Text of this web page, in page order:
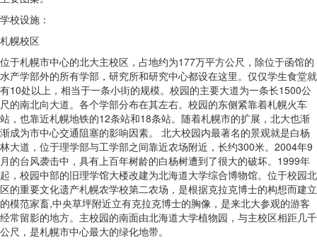
学校设施：
札幌校区
位于札幌市中心的北大主校区，占地约为177万平方公尺，除位于函馆的
水产学部外的所有学部，研究所和研究中心都设在这里。仅仅学生食堂就
有10处以上，相当于一条小街的规模。校园的主要大道为一条长1500公
尺的南北向大道。各个学部分布在其左右。校园的东侧紧靠着札幌火车
站，也靠近札幌地铁的12条站和18条站。随着札幌市的扩展，北大也渐
渐成为市中心交通阻塞的影响因素。 北大校园内最著名的景观就是白杨
林大道，位于理学部与工学部之间靠近农场附近，长约300米。2004年9
月的台风袭击中，具有上百年树龄的白杨树遭到了很大的破坏。1999年
起，校园中部的旧理学馆大楼改建为北海道大学综合博物馆。位于校园北
区的重要文化遗产札幌农学校第二农场，是根据克拉克博士的构想而建立
的模范家畜,中央草坪附近立有克拉克博士的胸像，是来北大参观的游客
经常留影的地方。主校园的南面由北海道大学植物园，与主校区相距几千
公尺，是札幌市中心最大的绿化地带。